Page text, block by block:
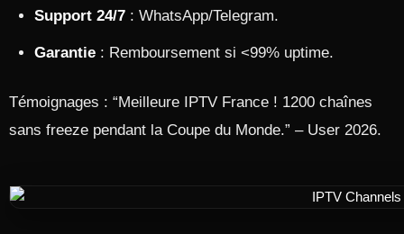
Support 24/7 : WhatsApp/Telegram.
Garantie : Remboursement si <99% uptime.
Témoignages : “Meilleure IPTV France ! 1200 chaînes
sans freeze pendant la Coupe du Monde.” – User 2026.